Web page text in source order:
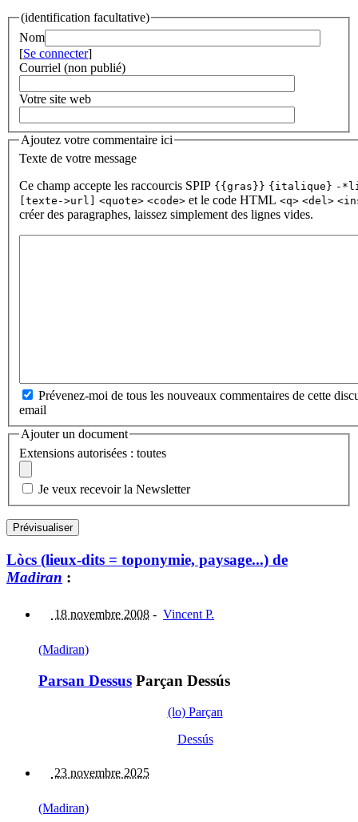
(identification facultative)
Nom
[Se connecter]
Courriel (non publié)
Votre site web
Ajoutez votre commentaire ici
Texte de votre message
Ce champ accepte les raccourcis SPIP {{gras}} {italique} -
[texte->url]
<quote> <code> et le code HTML <q> <del>
créer des paragraphes, laissez simplement des lignes vides.
Prévenez-moi de tous les nouveaux commentaires de cette
email
Ajouter un document
Extensions autorisées : toutes
Je veux recevoir la Newsletter
Lòcs (lieux-dits = toponymie, paysage...) de
Madiran :
18 novembre 2008 - Vincent P.
(Madiran)
Parsan Dessus Parçan Dessús
(lo) Parçan
Dessús
23 novembre 2025
(Madiran)